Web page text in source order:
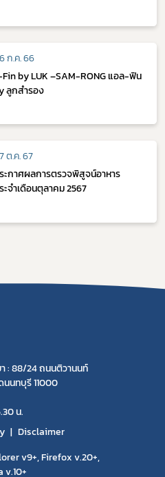
ก.ค. 66
by LUK –SAM-RONG แอล-ฟิน
ลูกสำรอง
ต.ค. 67
ะกาศผลการตรวจพิสูจน์อาหาร
ะจำเดือนตุลาคม 2567
: 88/24 ถนนติวานนท์
นทบุรี 11000
น.
Disclaimer
v9+, Firefox v.20+,
v.10+